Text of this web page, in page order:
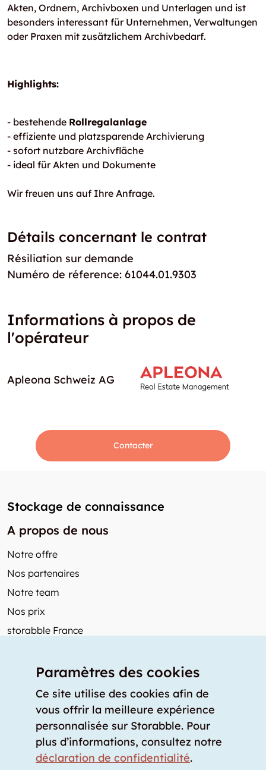
Akten, Ordnern, Archivboxen und Unterlagen und ist
besonders interessant für Unternehmen, Verwaltungen
oder Praxen mit zusätzlichem Archivbedarf.
Highlights:
- bestehende Rollregalanlage
- effiziente und platzsparende Archivierung
- sofort nutzbare Archivfläche
- ideal für Akten und Dokumente
Wir freuen uns auf Ihre Anfrage.
Détails concernant le contrat
Résiliation sur demande
Numéro de réference: 61044.01.9303
Informations à propos de
l'opérateur
Apleona Schweiz AG
Contacter
Stockage de connaissance
A propos de nous
Notre offre
Nos partenaires
Notre team
Nos prix
storabble France
Articles de presse
Comment calculer la capacité d'un garde-meuble?
Quel est le tarif moyen d'un garde-meuble?
Pour fournisseurs de stockage
Paramètres des cookies
Ce site utilise des cookies afin de
vous offrir la meilleure expérience
personnalisée sur Storabble. Pour
plus d’informations, consultez notre
déclaration de confidentialité.